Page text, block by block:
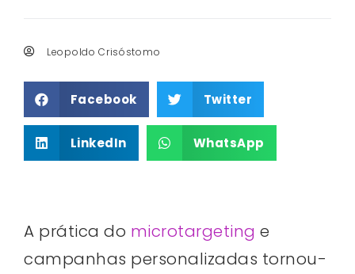
Leopoldo Crisóstomo
Facebook Twitter
LinkedIn WhatsApp
A prática do microtargeting e
campanhas personalizadas tornou-